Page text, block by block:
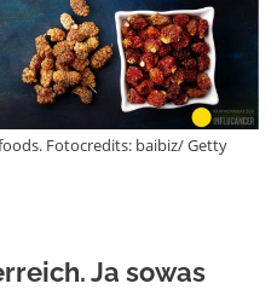
Fotocredits: baibiz/ Getty
Ja sowas